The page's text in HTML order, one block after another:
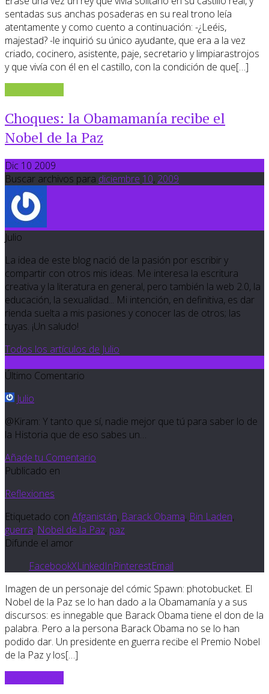
sentadas sus anchas posaderas en su real trono leía
atentamente y como cuento a continuación: -¿Leéis,
majestad? -le inquirió su único ayudante, que era a la vez
criado, cocinero, asistente, paje, secretario y limpiarastrojos
y que vivía con él en el castillo, con la condición de que[…]
Choques: la Obamamanía recibe el
Nobel de la Paz
Dic 10 2009
Buscar archivos para diciembre 10, 2009
Julio
La idea de este blog nació de la pasión por escribir y
compartir con otros mis ideas. Me interesa la escritura
creativa y la literatura en general, pero también la web 2.0, la
educación, la sexualidad... Mi intención, en definitiva, es dar
rienda suelta a mis pasiones y conocer las de otros; las
tuyas. ¡Un saludo!
Todos los artículos de Julio
Último Comentario
Julio
@Kiram: Y tanto que sí, nadie mejor que tú para saber lo de
la Historia que de eso sabes un…
Añade tu Comentario
Publicado en
Reflexiones
Etiquetado con Afganistán, Barack Obama, Bin Laden,
guerra, Nobel de la Paz, paz
Difunde el amor
FacebookXLinkedInPinterestEmail
Imagen de un personaje del cómic Spawn: photobucket. El
Nobel de la Paz se lo han dado a la Obamamanía y a sus
discursos: es innegable que Barack Obama tiene el don de la
palabra. Pero a la persona Barack Obama no se lo han
podido dar. Un presidente en guerra recibe el Premio Nobel
de la Paz y los[…]